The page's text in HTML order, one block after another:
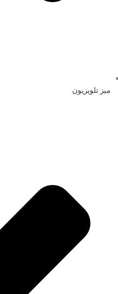
میز تلویزیون